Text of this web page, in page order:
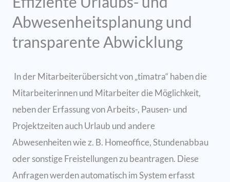
Abwesenheitsplanung und
transparente Abwicklung
In der Mitarbeiterübersicht von „timatra“ haben die
Mitarbeiterinnen und Mitarbeiter die Möglichkeit,
neben der Erfassung von Arbeits-, Pausen- und
Projektzeiten auch Urlaub und andere
Abwesenheiten wie z. B. Homeoffice, Stundenabbau
oder sonstige Freistellungen zu beantragen. Diese
Anfragen werden automatisch im System erfasst